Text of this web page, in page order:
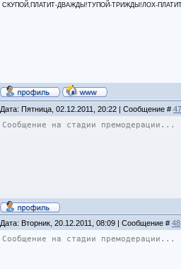
СКУПОЙ,ПЛАТИТ-ДВАЖДЫ!ТУПОЙ-ТРИЖДЫ!ЛОХ-
Дата: Пятница, 02.12.2011, 20:22 | Сообщение # 47
Сообщение на стадии премодерации...
Дата: Вторник, 20.12.2011, 08:09 | Сообщение # 48
Сообщение на стадии премодерации...